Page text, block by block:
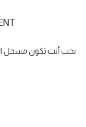
يجب أنت تكون مسجل